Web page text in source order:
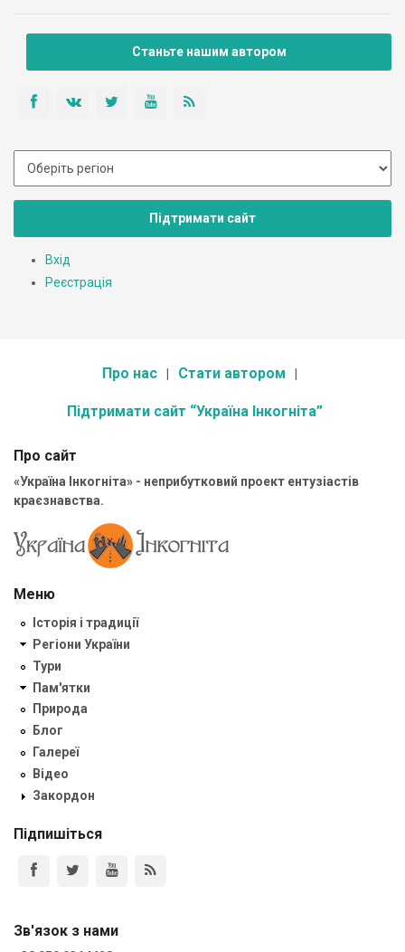
Станьте нашим автором
Підтримати сайт
Вхід
Реєстрація
Про нас Стати автором
Підтримати сайт “Україна Інкогніта”
Про сайт
«Україна Інкогніта» - неприбутковий проект ентузіастів
краєзнавства.
Меню
Історія і традиції
Регіони України
Тури
Пам'ятки
Природа
Блог
Галереї
Відео
Закордон
Підпишіться
Зв'язок з нами